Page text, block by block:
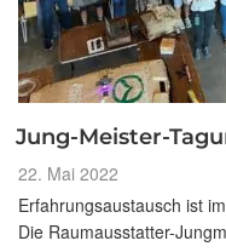
Jung-Meister-
Veröffentlicht
am
22. Mai 2022
Erfahrungsaustausch ist
Die Raumausstatter-